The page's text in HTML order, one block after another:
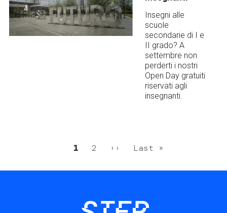
Insegni alle
scuole
secondarie di I e
II grado? A
settembre non
perderti i nostri
Open Day gratuiti
riservati agli
insegnanti.
Current
1 Page
2
Next
››
Last
Last »